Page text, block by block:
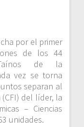
por el primer
de los 44
de la
vez se torna
separan al
del líder, la
– Ciencias
unidades.